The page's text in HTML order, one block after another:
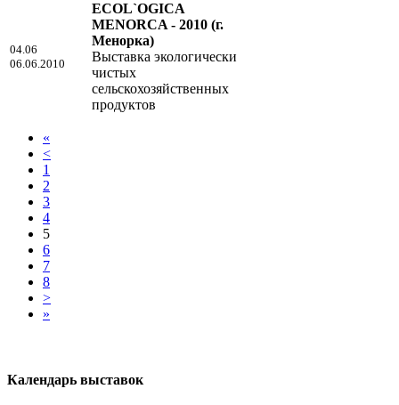
04.06
06.06.2010
ECOL`OGICA
MENORCA - 2010 (г.
Менорка)
Выставка экологически
чистых
сельскохозяйственных
продуктов
«
<
1
2
3
4
5
6
7
8
>
»
Календарь выставок